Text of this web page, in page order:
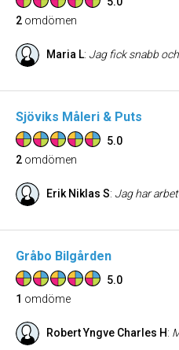
2 omdömen
Maria L: Jag fick snabb
Sjöviks Måleri & Puts
5.0
2 omdömen
Erik Niklas S: Jag har arbete mot många typer av hantverkare men aldrig träffat någon som varit så nogrann och arbetsam. Jag
Gråbo Bilgården
5.0
1 omdöme
Robert Yngve Charles H: